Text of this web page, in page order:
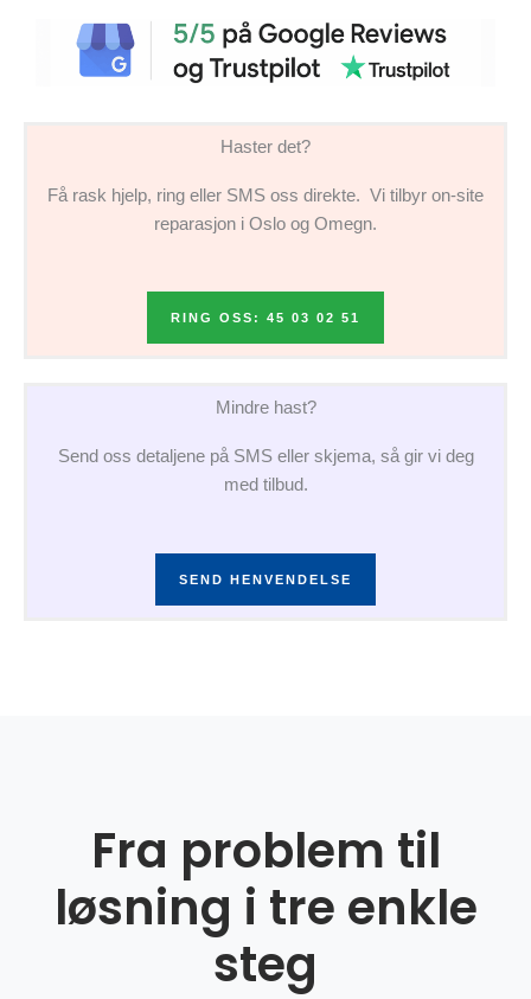
Haster det?
Få rask hjelp, ring eller SMS oss direkte. Vi tilbyr on-site
reparasjon i Oslo og Omegn.
RING OSS: 45 03 02 51
Mindre hast?
Send oss detaljene på SMS eller skjema, så gir vi deg
med tilbud.
SEND HENVENDELSE
Fra problem til
løsning i tre enkle
steg